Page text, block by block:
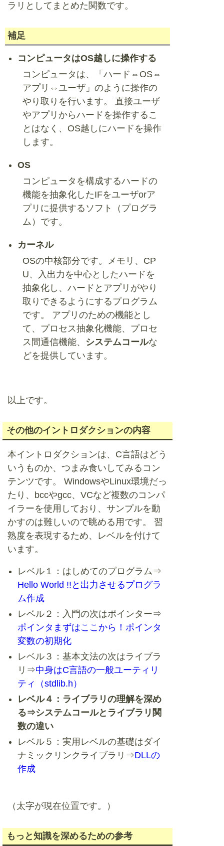
ラリとしてまとめた関数です。
補足
コンピュータはOS越しに操作する
コンピュータは、「ハード⇔OS⇔
アプリ⇔ユーザ」のように操作の
やり取りを行います。 直接ユーザ
やアプリからハードを操作するこ
とはなく、OS越しにハードを操作
します。
OS
コンピュータを構成するハードの
機能を抽象化したIFをユーザorア
プリに提供するソフト（プログラ
ム）です。
カーネル
OSの中核部分です。メモリ、CP
U、入出力を中心としたハードを
抽象化し、ハードとアプリがやり
取りできるようにするプログラム
です。 アプリのための機能とし
て、プロセス抽象化機能、プロセ
ス間通信機能、 システムコールな
どを提供しています。
以上です。
その他のイントロダクションの内容
本イントロダクションは、C言語はどう
いうものか、つまみ食いしてみるコン
テンツです。 WindowsやLinux環境だっ
たり、bccやgcc、VCなど複数のコンパ
イラーを使用しており、サンプルを動
かすのは難しいので眺める用です。 習
熟度を表現するため、レベルを付けて
います。
レベル１：はしめてのプログラム⇒
Hello World !!と出力させるプログラ
ム作成
レベル２：入門の次はポインター⇒
ポインタまずはここから！ポインタ
変数の初期化
レベル３：基本文法の次はライブラ
リ⇒中身はC言語の一般ユーティリ
ティ（stdlib.h）
レベル４：ライブラリの理解を深め
る⇒システムコールとライブラリ関
数の違い
レベル５：実用レベルの基礎はダイ
ナミックリンクライブラリ⇒DLLの
作成
（太字が現在位置です。）
もっと知識を深めるための参考